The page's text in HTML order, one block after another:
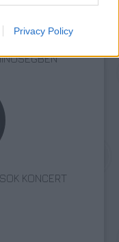
Privacy Policy
KONCERT